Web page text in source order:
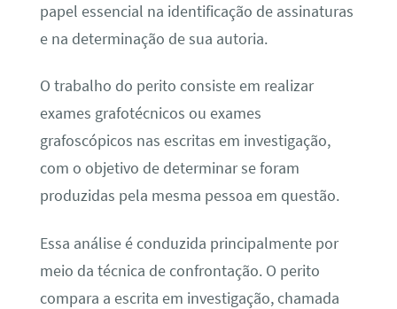
papel essencial na identificação de assinaturas
e na determinação de sua autoria.
O trabalho do perito consiste em realizar
exames grafotécnicos ou exames
grafoscópicos nas escritas em investigação,
com o objetivo de determinar se foram
produzidas pela mesma pessoa em questão.
Essa análise é conduzida principalmente por
meio da técnica de confrontação. O perito
compara a escrita em investigação, chamada